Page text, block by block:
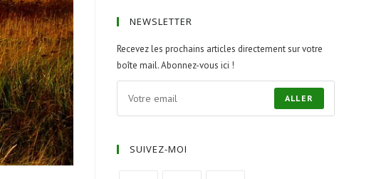
NEWSLETTER
Recevez les prochains articles directement sur votre
boîte mail. Abonnez-vous ici !
ALLER
SUIVEZ-MOI